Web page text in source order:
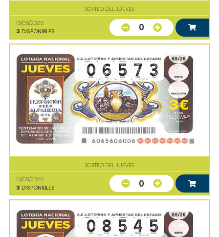
SORTEO DEL JUEVES
13/08/2026
3 DISPONIBLES 0
SORTEO DEL JUEVES
13/08/2026
3 DISPONIBLES 0